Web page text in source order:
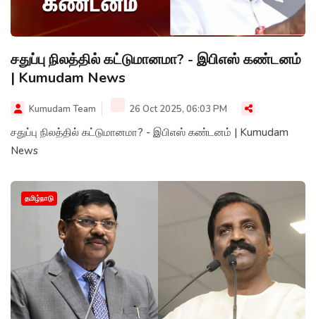
சதுப்பு நிலத்தில் கட்டுமானமா? - இபிஎஸ் கண்டனம்
| Kumudam News
Kumudam Team 26 Oct 2025, 06:03 PM
சதுப்பு நிலத்தில் கட்டுமானமா? - இபிஎஸ் கண்டனம் | Kumudam
News
தமிழ்நாடு